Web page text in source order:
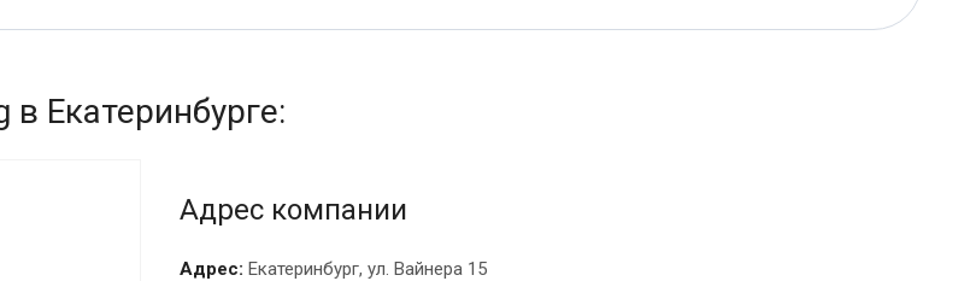
в Екатеринбурге:
Адрес компании
Адрес: Екатеринбург, ул. Вайнера 15